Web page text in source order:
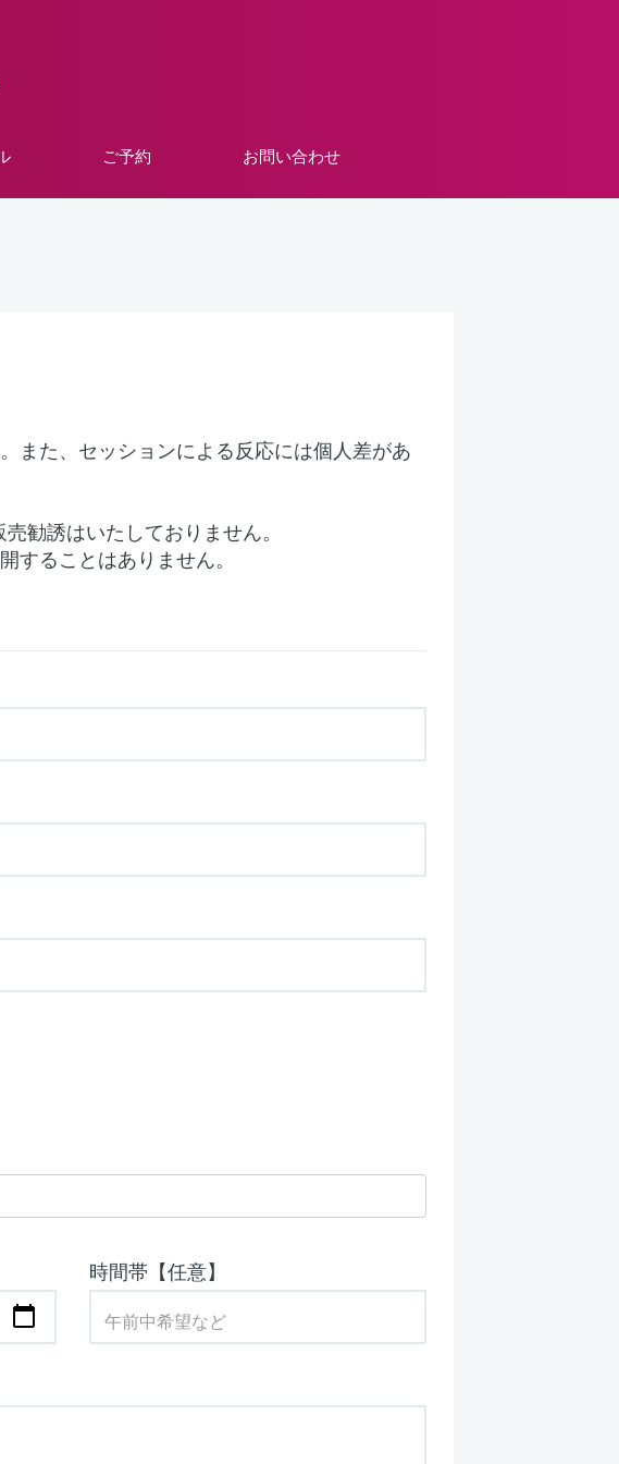
ご予約 お問い合わせ
また、セッションによる反応には個人差があ
勧誘はいたしておりません。
ることはありません。
時間帯【任意】